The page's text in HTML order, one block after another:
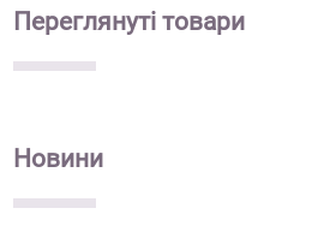
Переглянутітовари
Новини